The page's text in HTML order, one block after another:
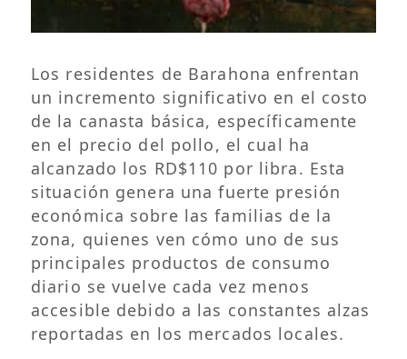
Los residentes de Barahona enfrentan
un incremento significativo en el costo
de la canasta básica, específicamente
en el precio del pollo, el cual ha
alcanzado los RD$110 por libra. Esta
situación genera una fuerte presión
económica sobre las familias de la
zona, quienes ven cómo uno de sus
principales productos de consumo
diario se vuelve cada vez menos
accesible debido a las constantes alzas
reportadas en los mercados locales.